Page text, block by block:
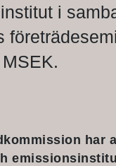
i
har